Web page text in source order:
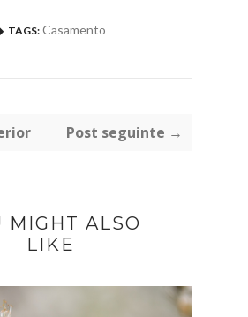
TAGS: Casamento
Post seguinte →
MIGHT ALSO
LIKE